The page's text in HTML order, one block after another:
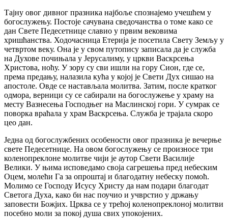
Тајну овог дивног празника најбоље спознајемо учешћем у
богослужењу. Постоје сачувана сведочанства о томе како се
дан Свете Педесетнице славио у првим вековима
хришћанства. Ходочасница Етерија је посетила Свету Земљу у
четвртом веку. Она је у свом путопису записала да је служба
на Духове почињала у Јерусалиму, у цркви Васкрсења
Христова, ноћу. У зору су сви ишли на гору Сион, где се,
према предању, налазила кућа у којој је Свети Дух сишао на
апостоле. Овде се настављала молитва. Затим, после кратког
одмора, верници су се сабирали на богослужење у храму на
месту Вазнесења Господњег на Маслинској гори. У сумрак се
поворка враћала у храм Васкрсења. Служба је трајала скоро
цео дан.
Једна од богослужбених особености овог празника је вечерње
свете Педесетнице. На овом богослужењу се произносе три
коленопреклоне молитве чији је аутор Свети Василије
Велики. У њима исповедамо своја сагрешења пред небеским
Оцем, молећи Га за опроштај и благодатну небеску помоћ.
Молимо се Господу Исусу Христу да нам подари благодат
Светога Духа, како би нас поучио и учврстио у држању
заповести Божјих. Црква се у трећој коленопреклоној молитви
посебно моли за покој душа свих упокојених.